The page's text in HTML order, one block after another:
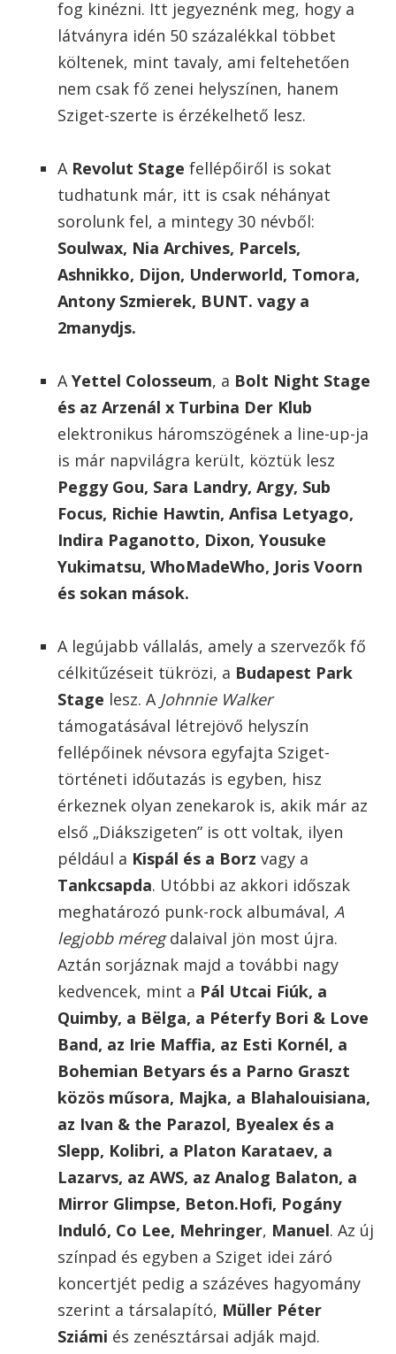
fog kinézni. Itt jegyeznénk meg, hogy a
látványra idén 50 százalékkal többet
költenek, mint tavaly, ami feltehetően
nem csak fő zenei helyszínen, hanem
Sziget-szerte is érzékelhető lesz.
A Revolut Stage fellépőiről is sokat
tudhatunk már, itt is csak néhányat
sorolunk fel, a mintegy 30 névből:
Soulwax, Nia Archives, Parcels,
Ashnikko, Dijon, Underworld, Tomora,
Antony Szmierek, BUNT. vagy a
2manydjs.
AYettel Colosseum, a Bolt Night Stage
és az Arzenál x Turbina Der Klub
elektronikus háromszögének a line-up-ja
is már napvilágra került, köztük lesz
Peggy Gou, Sara Landry, Argy, Sub
Focus, Richie Hawtin, Anfisa Letyago,
Indira Paganotto, Dixon, Yousuke
Yukimatsu, WhoMadeWho, Joris Voorn
és sokan mások.
A legújabb vállalás, amely a szervezők fő
célkitűzéseit tükrözi, a Budapest Park
Stage lesz. A Johnnie Walker
támogatásával létrejövő helyszín
fellépőinek névsora egyfajta Sziget-
történeti időutazás is egyben, hisz
érkeznek olyan zenekarok is, akik már az
első „Diákszigeten” is ott voltak, ilyen
például a Kispál és a Borz vagy a
Tankcsapda. Utóbbi az akkori időszak
meghatározó punk-rock albumával, A
legjobb méregdalaival jön most újra.
Aztán sorjáznak majd a további nagy
kedvencek, mint a Pál Utcai Fiúk, a
Quimby, a Bëlga, a Péterfy Bori & Love
Band, az Irie Maffia, az Esti Kornél, a
Bohemian Betyars és a Parno Graszt
közös műsora, Majka, a Blahalouisiana,
az Ivan & the Parazol, Byealex és a
Slepp, Kolibri, a Platon Karataev, a
Lazarvs, az AWS, az Analog Balaton, a
Mirror Glimpse, Beton.Hofi, Pogány
Induló, Co Lee, Mehringer, Manuel. Az új
színpad és egyben a Sziget idei záró
koncertjét pedig a százéves hagyomány
szerint a társalapító, Müller Péter
Sziámi és zenésztársai adják majd.